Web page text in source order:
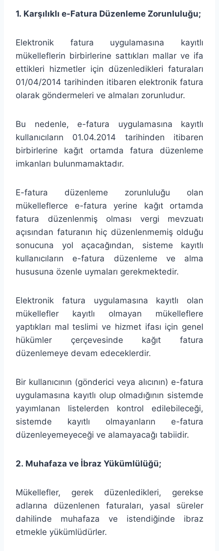
1. Karşılıklı e-Fatura Düzenleme Zorunluluğu;
Elektronik fatura uygulamasına kayıtlı
mükelleflerin birbirlerine sattıkları mallar ve ifa
ettikleri hizmetler için düzenledikleri faturaları
01/04/2014 tarihinden itibaren elektronik fatura
olarak göndermeleri ve almaları zorunludur.
Bu nedenle, e-fatura uygulamasına kayıtlı
kullanıcıların 01.04.2014 tarihinden itibaren
birbirlerine kağıt ortamda fatura düzenleme
imkanları bulunmamaktadır.
E-fatura düzenleme zorunluluğu olan
mükelleflerce e-fatura yerine kağıt ortamda
fatura düzenlenmiş olması vergi mevzuatı
açısından faturanın hiç düzenlenmemiş olduğu
sonucuna yol açacağından, sisteme kayıtlı
kullanıcıların e-fatura düzenleme ve alma
hususuna özenle uymaları gerekmektedir.
Elektronik fatura uygulamasına kayıtlı olan
mükellefler kayıtlı olmayan mükelleflere
yaptıkları mal teslimi ve hizmet ifası için genel
hükümler çerçevesinde kağıt fatura
düzenlemeye devam edeceklerdir.
Bir kullanıcının (gönderici veya alıcının) e-fatura
uygulamasına kayıtlı olup olmadığının sistemde
yayımlanan listelerden kontrol edilebileceği,
sistemde kayıtlı olmayanların e-fatura
düzenleyemeyeceği ve alamayacağı tabiidir.
2. Muhafaza ve İbraz Yükümlülüğü;
Mükellefler, gerek düzenledikleri, gerekse
adlarına düzenlenen faturaları, yasal süreler
dahilinde muhafaza ve istendiğinde ibraz
etmekle yükümlüdürler.